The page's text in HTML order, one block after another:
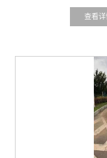
查看详